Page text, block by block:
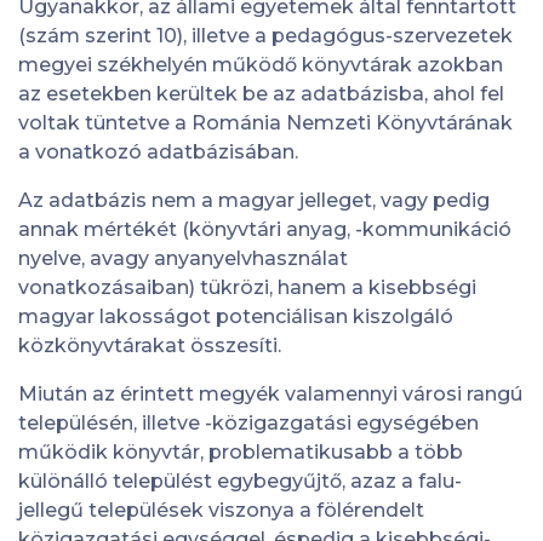
Ugyanakkor, az állami egyetemek által fenntartott
(szám szerint 10), illetve a pedagógus-szervezetek
megyei székhelyén működő könyvtárak azokban
az esetekben kerültek be az adatbázisba, ahol fel
voltak tüntetve a Románia Nemzeti Könyvtárának
a vonatkozó adatbázisában.
Az adatbázis nem a magyar jelleget, vagy pedig
annak mértékét (könyvtári anyag, -kommunikáció
nyelve, avagy anyanyelvhasználat
vonatkozásaiban) tükrözi, hanem a kisebbségi
magyar lakosságot potenciálisan kiszolgáló
közkönyvtárakat összesíti.
Miután az érintett megyék valamennyi városi rangú
településén, illetve -közigazgatási egységében
működik könyvtár, problematikusabb a több
különálló települést egybegyűjtő, azaz a falu-
jellegű települések viszonya a fölérendelt